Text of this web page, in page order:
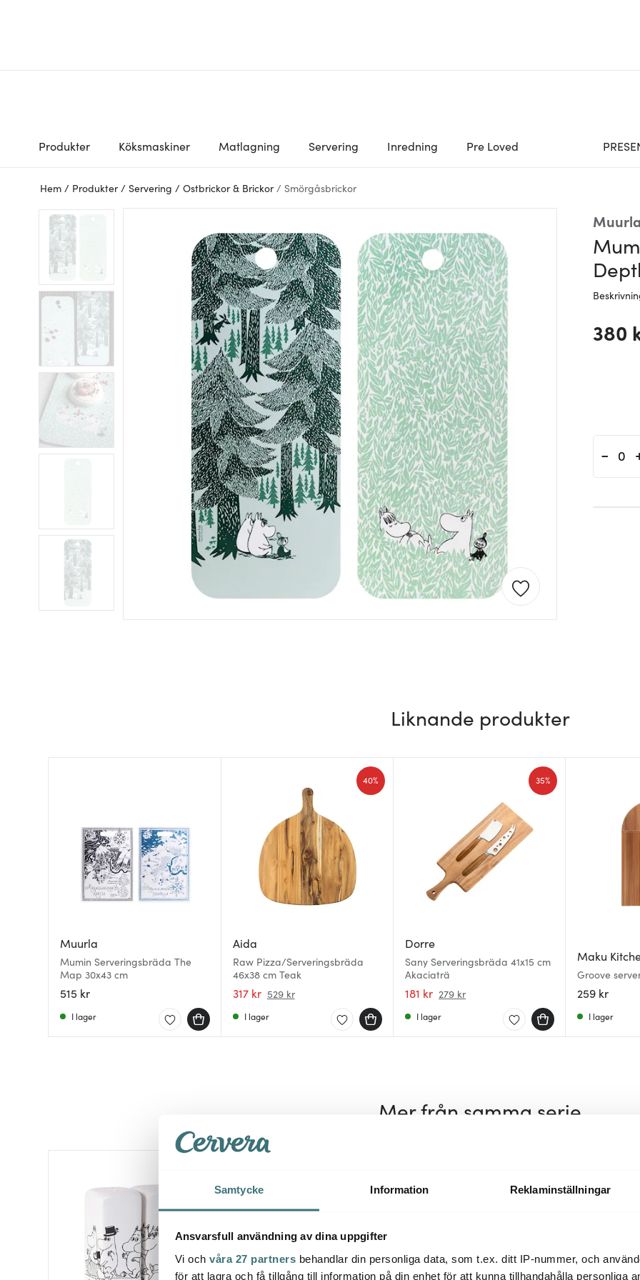
Samtycke Information Reklaminställningar
Ansvarsfull användning av dina uppgifter
Vi och våra 27 partners behandlar din personliga data, som t.ex. ditt IP-nummer, och
för att lagra och få tillgång till information på din enhet för att kunna tillhandahålla personliga
Produkter Köksmaskiner Matlagning Servering Inredning Pre Loved
Hem / Produkter / Servering / Ostbrickor & Brickor / Smörgåsbrickor
Muurla
380
-
Liknande produkter
Muurla
Mumin Serveringsbräda The
Map 30x43 cm
515 kr
I lager
Aida
Raw Pizza/Serveringsbräda
46x38 cm Teak
317 kr 529 kr
40%
I lager
Dorre
Sany Serveringsbräda 41x15 cm
Akaciaträ
181 kr 279 kr
35%
I lager
Maku
Groove
37x22 cm
259 kr
I lager
Mer från samma serie